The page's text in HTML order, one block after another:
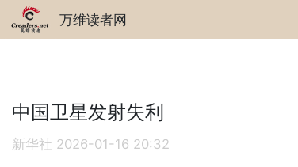
万维读者网
中国卫星发射失利
新华社 2026-01-16 20:32